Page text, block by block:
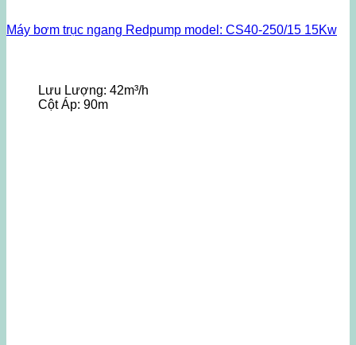
Máy bơm trục ngang Redpump model: CS40-250/15 15Kw
Lưu Lượng: 42m³/h
Cột Áp: 90m